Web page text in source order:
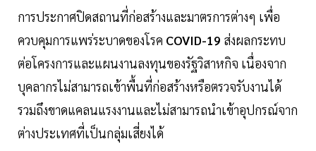
การประกาศปิดสถานที่ก่อสร้างและมาตรการต่างๆ เพื่อ
ควบคุมการแพร่ระบาดของโรค COVID-19 ส่งผลกระทบ
ต่อโครงการและแผนงานลงทุนของรัฐวิสาหกิจ เนื่องจาก
บุคลากรไม่สามารถเข้าพื้นที่ก่อสร้างหรือตรวจรับงานได้
รวมถึงขาดแคลนแรงงานและไม่สามารถนำเข้าอุปกรณ์จาก
ต่างประเทศที่เป็นกลุ่มเสี่ยงได้